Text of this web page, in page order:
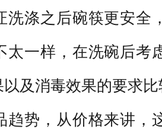
洗涤之后碗筷更安全
太一样，在洗碗后考
及消毒效果的要求
势，从价格来讲，